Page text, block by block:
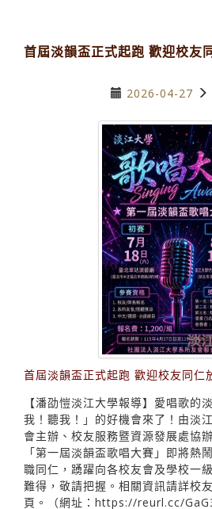
首屆淡韻盃正式起跑 歡迎校友
2026-04-27
首屆淡韻盃正式起跑 歡迎校友同仁
【潘劭愷淡江大學報導】愛唱歌的
我！聽我！」的好機會來了！由淡
會主辦、校友服務暨資源發展處協
「第一屆淡韻盃歌唱大賽」即將熱
職同仁，踴躍向各校友會及學校一
難得，敬請把握。相關資訊請詳校
頁。（網址：https://reurl.cc/